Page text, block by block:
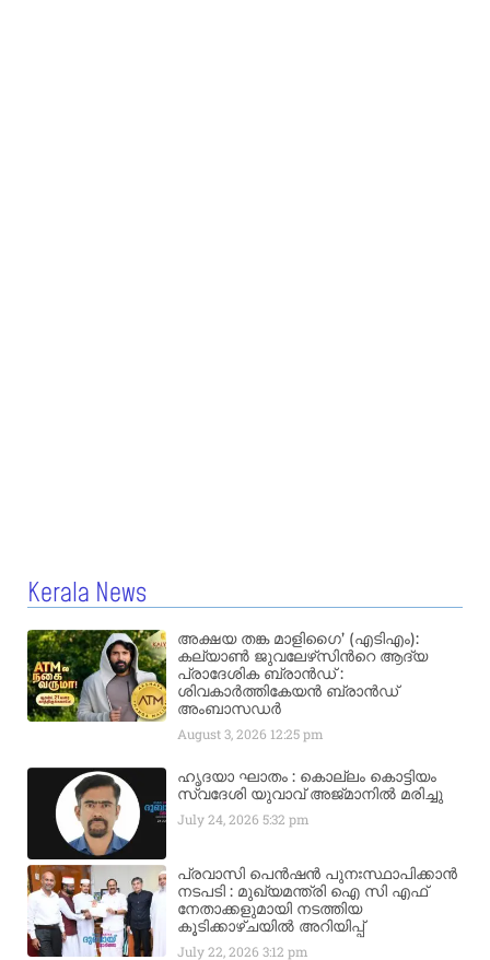
Kerala News
അക്ഷയ തങ്ക മാളിഗൈ’ (എടിഎം):
കല്യാണ്‍ ജുവലേഴ്‌സിന്‍റെ ആദ്യ
പ്രാദേശിക ബ്രാന്‍ഡ് :
ശിവകാര്‍ത്തികേയന്‍ ബ്രാന്‍ഡ്
അംബാസഡര്‍
August 3, 2026 12:25 pm
ഹൃദയാ ഘാതം : കൊല്ലം കൊട്ടിയം
സ്വദേശി യുവാവ് അജ്മാനിൽ മരിച്ചു
July 24, 20265:32 pm
പ്രവാസി പെൻഷൻ പുനഃസ്ഥാപിക്കാൻ
നടപടി : മുഖ്യമന്ത്രി ഐ സി എഫ്
നേതാക്കളുമായി നടത്തിയ
കൂടിക്കാഴ്ചയിൽ അറിയിപ്പ്
July 22, 20263:12 pm